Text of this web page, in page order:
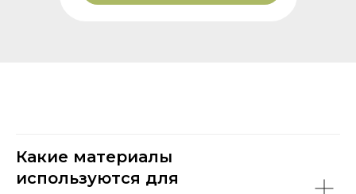
Какие материалы
используются для